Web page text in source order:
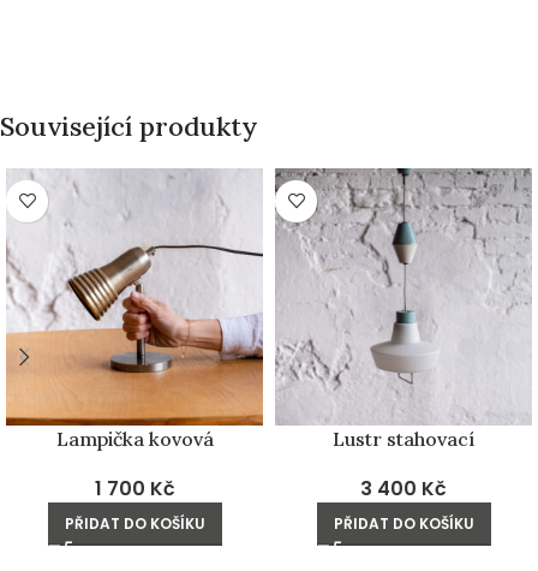
Související produkty
Lampička kovová
1 700 Kč
PŘIDAT DO KOŠÍKU
Lustr stahovací
3 400 Kč
PŘIDAT DO KOŠÍKU